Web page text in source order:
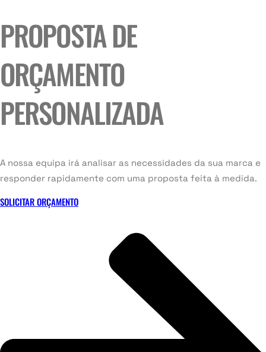
PROPOSTA DE
ORÇAMENTO
PERSONALIZADA
A nossa equipa irá analisar as necessidades da sua marca e
responder rapidamente com uma proposta feita à medida.
SOLICITAR ORÇAMENTO